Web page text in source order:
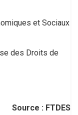
et Sociaux
des Droits de
Source : FTDES